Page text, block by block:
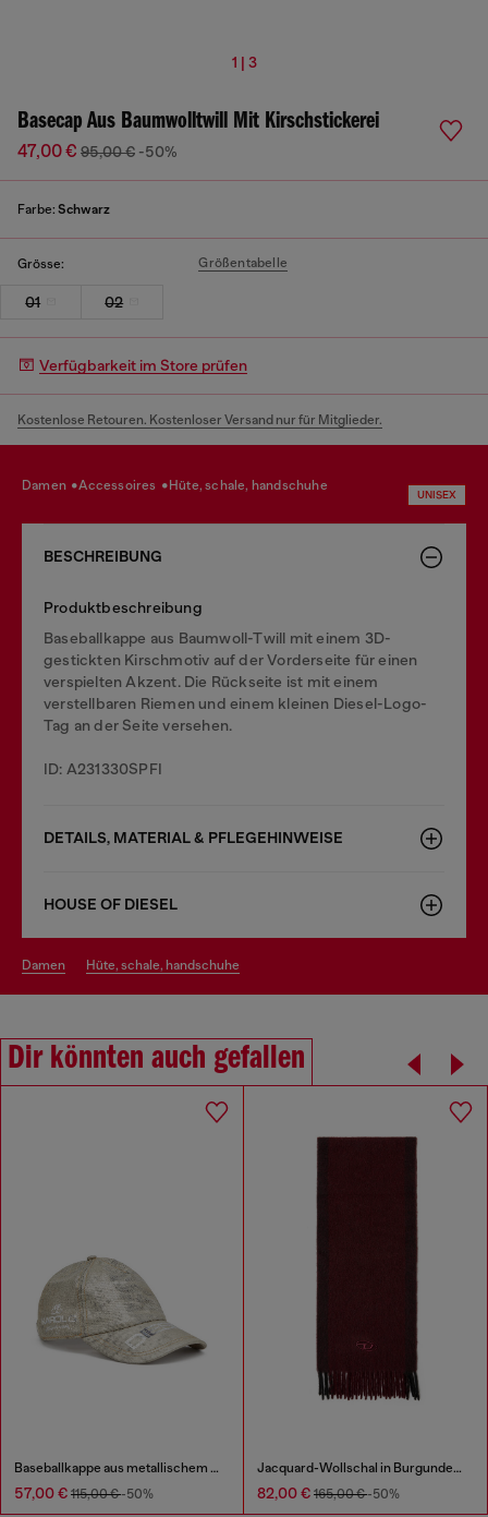
1 | 3
Basecap Aus Baumwolltwill Mit Kirschstickerei
47,00 € 95,00 € -50%
Farbe: Schwarz
Grösse: Größentabelle
01 02
Verfügbarkeit im Store prüfen
Kostenlose Retouren. Kostenloser Versand nur für Mitglieder.
damen accessoires hüte, schale, handschuhe
UNISEX
BESCHREIBUNG
Produktbeschreibung
Baseballkappe aus Baumwoll-Twill mit einem 3D-
gestickten Kirschmotiv auf der Vorderseite für einen
verspielten Akzent. Die Rückseite ist mit einem
verstellbaren Riemen und einem kleinen Diesel-Logo-
Tag an der Seite versehen.
ID: A231330SPFI
DETAILS, MATERIAL & PFLEGEHINWEISE
HOUSE OF DIESEL
damen hüte, schale, handschuhe
Dir könnten auch gefallen
Baseballkappe aus metallischem Denim
57,00 € 115,00 €-50%
Jacquard-Wollschal in Burgunderrot
82,00 € 165,00 €-50%